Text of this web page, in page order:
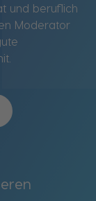
und beruflich
Moderator